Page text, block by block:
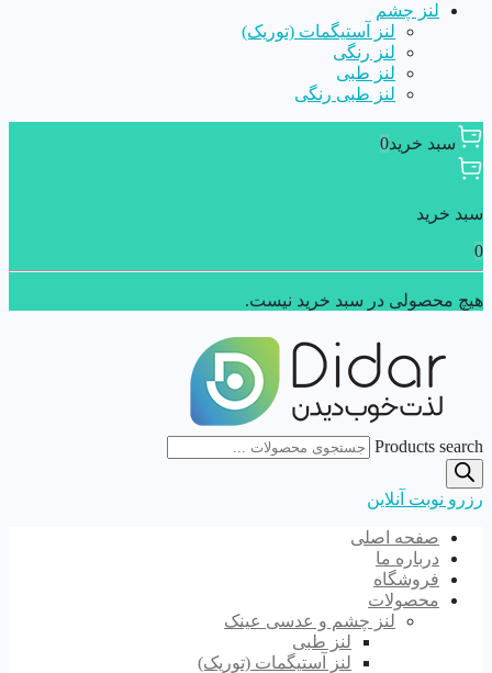
لنز چشم
لنز آستیگمات (توریک)
لنز رنگی
لنز طبی
لنز طبی رنگی
سبد خرید0
سبد خرید
0
هیچ محصولی در سبد خرید نیست.
Products search
رزرو نوبت آنلاین
صفحه اصلی
درباره ما
فروشگاه
محصولات
لنز چشم و عدسی عینک
لنز طبی
لنز آستیگمات (توریک)